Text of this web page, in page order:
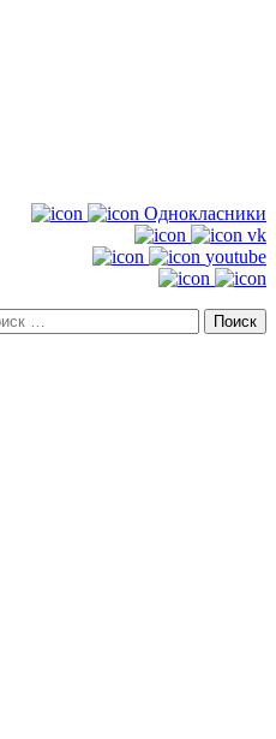
Однокласники
vk
youtube